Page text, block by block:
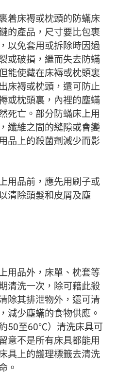
着床褥或枕頭的防蟎床
的產品，尺寸要比包裹
以免套用或拆除時因過
或破損，繼而失去防蟎
能使藏在床褥或枕頭裏
床褥或枕頭，還可防止
或枕頭裏，內裡的塵蟎
死亡。部分防蟎床上用
纖維之間的縫隙或會變
品上的殺菌劑減少而影
用品前，應先用刷子或
清除頭髮和皮屑及塵
用品外，床單、枕套等
清洗一次，除可藉此殺
除其排泄物外，還可清
減少塵蟎的食物供應。
50至60℃）清洗床具可
意不是所有床具都能用
具上的護理標籤去清洗
。